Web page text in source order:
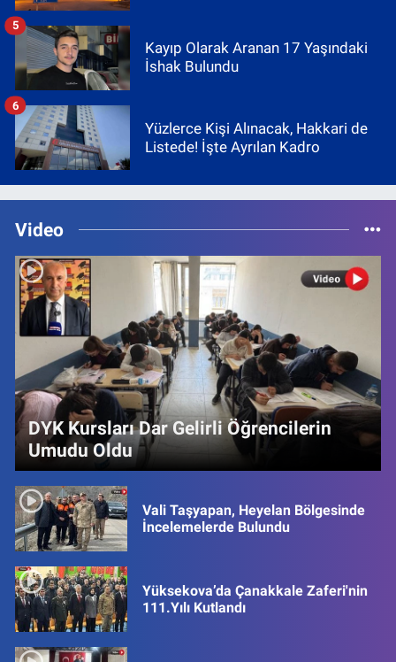
Kayıp Olarak Aranan 17 Yaşındaki
İshak Bulundu
5
Yüzlerce Kişi Alınacak, Hakkari de
Listede! İşte Ayrılan Kadro
6
Video
DYK Kursları Dar Gelirli Öğrencilerin
Umudu Oldu
Vali Taşyapan, Heyelan Bölgesinde
İncelemelerde Bulundu
Yüksekova’da Çanakkale Zaferi'nin
111.Yılı Kutlandı